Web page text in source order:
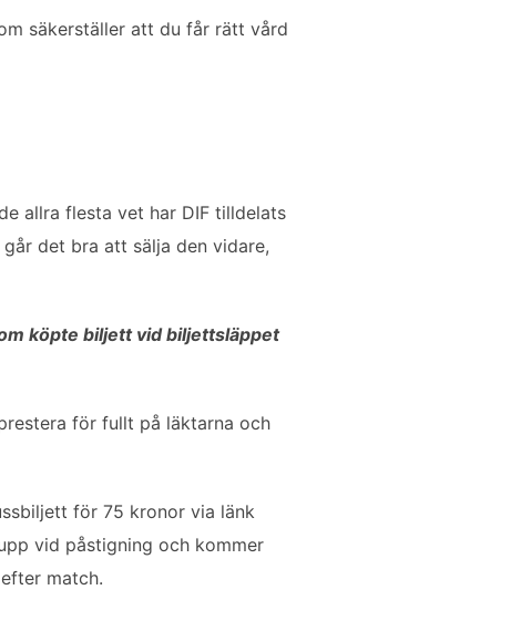
säkerställer att du får rätt vård
allra flesta vet har DIF tilldelats
det bra att sälja den vidare,
köpte biljett vid biljettsläppet
för fullt på läktarna och
för 75 kronor via länk
vid påstigning och kommer
match.